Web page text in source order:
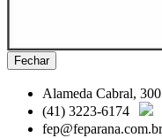
Fechar
Alameda Cabral,
(41) 3223-6174